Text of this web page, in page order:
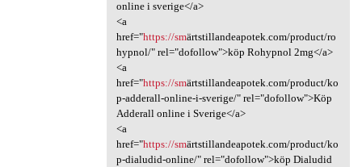
online i sverige</a>
<a
href="https://smärtstillandeapotek.com/product/ro
hypnol/" rel="dofollow">köp Rohypnol 2mg</a>
<a
href="https://smärtstillandeapotek.com/product/ko
p-adderall-online-i-sverige/" rel="dofollow">Köp
Adderall online i Sverige</a>
<a
href="https://smärtstillandeapotek.com/product/ko
p-dialudid-online/" rel="dofollow">köp Dialudid